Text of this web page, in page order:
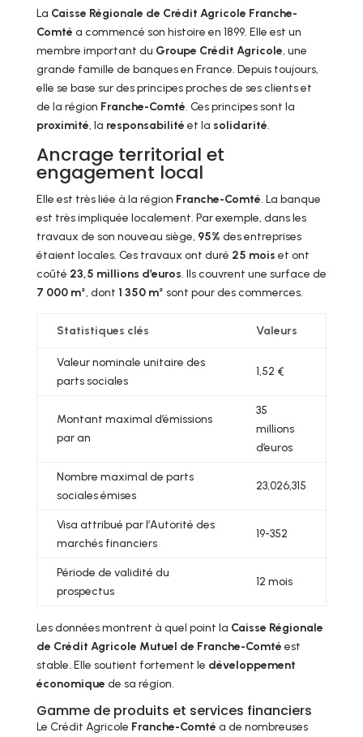
La Caisse Régionale de Crédit Agricole Franche-
Comté a commencé son histoire en 1899. Elle est un
membre important du Groupe Crédit Agricole, une
grande famille de banques en France. Depuis toujours,
elle se base sur des principes proches de ses clients et
de la région Franche-Comté. Ces principes sont la
proximité, la responsabilité et la solidarité.
Ancrage territorial et
engagement local
Elle est très liée à la région Franche-Comté. La banque
est très impliquée localement. Par exemple, dans les
travaux de son nouveau siège, 95% des entreprises
étaient locales. Ces travaux ont duré 25 mois et ont
coûté 23,5 millions d’euros. Ils couvrent une surface de
7 000 m², dont 1 350 m² sont pour des commerces.
Statistiques clés Valeurs
Valeur nominale unitaire des
parts sociales
1,52 €
Montant maximal d’émissions
par an
35
millions
d’euros
Nombre maximal de parts
sociales émises
23,026,315
Visa attribué par l’Autorité des
marchés financiers
19-352
Période de validité du
prospectus
12 mois
Les données montrent à quel point la Caisse Régionale
de Crédit Agricole Mutuel de Franche-Comté est
stable. Elle soutient fortement le développement
économique de sa région.
Gamme de produits et services financiers
Le Crédit Agricole Franche-Comté a de nombreuses